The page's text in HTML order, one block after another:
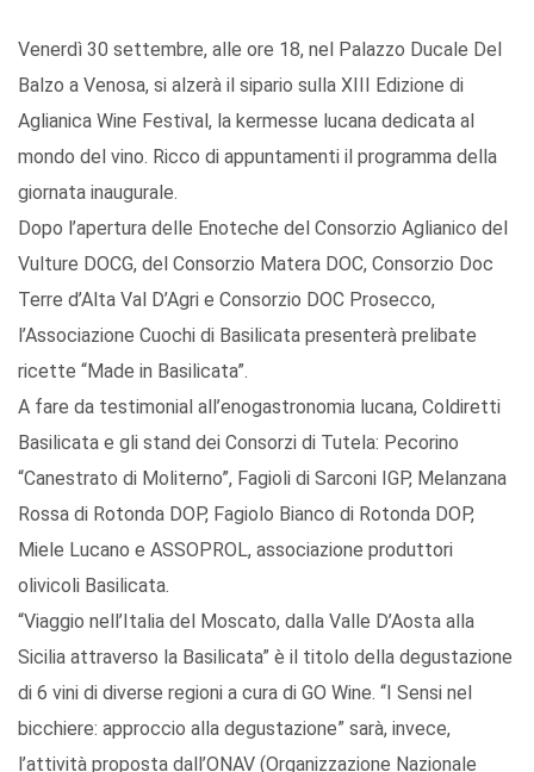
Venerdì 30 settembre, alle ore 18, nel Palazzo Ducale Del
Balzo a Venosa, si alzerà il sipario sulla XIII Edizione di
Aglianica Wine Festival, la kermesse lucana dedicata al
mondo del vino. Ricco di appuntamenti il programma della
giornata inaugurale.
Dopo l’apertura delle Enoteche del Consorzio Aglianico del
Vulture DOCG, del Consorzio Matera DOC, Consorzio Doc
Terre d’Alta Val D’Agri e Consorzio DOC Prosecco,
l’Associazione Cuochi di Basilicata presenterà prelibate
ricette “Made in Basilicata”.
A fare da testimonial all’enogastronomia lucana, Coldiretti
Basilicata e gli stand dei Consorzi di Tutela: Pecorino
“Canestrato di Moliterno”, Fagioli di Sarconi IGP, Melanzana
Rossa di Rotonda DOP, Fagiolo Bianco di Rotonda DOP,
Miele Lucano e ASSOPROL, associazione produttori
olivicoli Basilicata.
“Viaggio nell’Italia del Moscato, dalla Valle D’Aosta alla
Sicilia attraverso la Basilicata” è il titolo della degustazione
di 6 vini di diverse regioni a cura di GO Wine. “I Sensi nel
bicchiere: approccio alla degustazione” sarà, invece,
l’attività proposta dall’ONAV (Organizzazione Nazionale